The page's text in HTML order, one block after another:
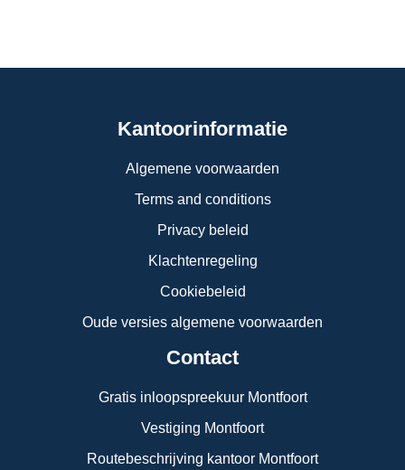
Kantoorinformatie
Algemene voorwaarden
Terms and conditions
Privacy beleid
Klachtenregeling
Cookiebeleid
Oude versies algemene voorwaarden
Contact
Gratis inloopspreekuur Montfoort
Vestiging Montfoort
Routebeschrijving kantoor Montfoort